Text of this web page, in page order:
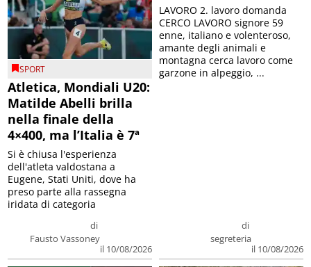
SPORT
Atletica, Mondiali U20:
Matilde Abelli brilla
nella finale della
4×400, ma l’Italia è 7ª
di
Fausto Vassoney
il 10/08/2026
Si è chiusa l'esperienza
dell'atleta valdostana a
Eugene, Stati Uniti, dove ha
preso parte alla rassegna
iridata di categoria
di
segreteria
il 10/08/2026
LAVORO 2. lavoro domanda
CERCO LAVORO signore 59
enne, italiano e volenteroso,
amante degli animali e
montagna cerca lavoro come
garzone in alpeggio, ...